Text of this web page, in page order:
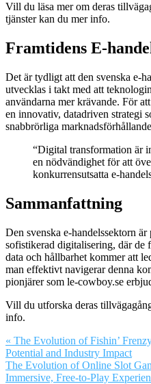
Vill du läsa mer om deras
tjänster kan du mer info.
Framtidens E-
Det är tydligt att den svenska e-
utvecklas i takt med att
användarna mer krävande. För
en innovativ, datadriven strategi
snabbrörliga
“Digital transformation är
en nödvändighet för att
konkurrensutsatta e-
Sammanfattning
Den svenska e-handelssektorn
sofistikerad digitalisering, där de
data och hållbarhet kommer att
man effektivt navigerar denna
pionjärer som le-cowboy.se
Vill du utforska deras
info.
« The Evolution of Fishin’
Potential and Industry Impact
The Evolution of Online Slot
Immersive, Free-to-Play